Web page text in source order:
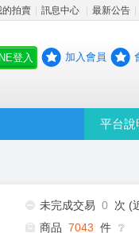
的拍賣 訊息中心 最新公告
登入 加入會員
平台說
未完成交易 0
次 (
商品 7043 件 ❔